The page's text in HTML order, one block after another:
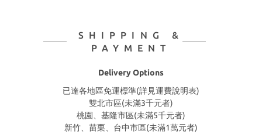
SHIPPING &
PAYMENT
Delivery Options
已達各地區免運標準(詳見運費說明表)
雙北市區(未滿3千元者)
桃園、基隆市區(未滿5千元者)
新竹、苗栗、台中市區(未滿1萬元者)